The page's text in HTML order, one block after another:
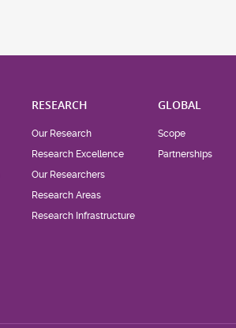
RESEARCH
Our Research
Research Excellence
Our Researchers
Research Areas
Research Infrastructure
GLOBAL
Scope
Partnerships